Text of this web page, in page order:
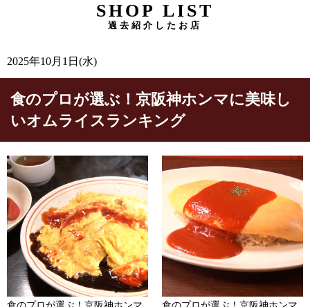
映画
SHOP LIST
過去紹介したお店
2025年10月1日(水)
食のプロが選ぶ！京阪神ホンマに美味し
いオムライスランキング